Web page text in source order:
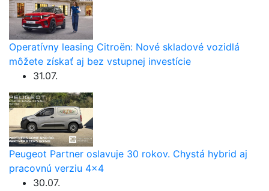
Operatívny leasing Citroën: Nové skladové vozidlá
môžete získať aj bez vstupnej investície
31.07.
Peugeot Partner oslavuje 30 rokov. Chystá hybrid aj
pracovnú verziu 4×4
30.07.